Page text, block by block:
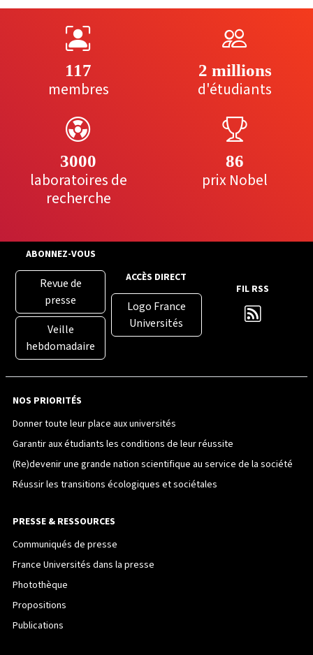
117
membres
2 millions
d'étudiants
3000
laboratoires de
recherche
86
prix Nobel
ABONNEZ-VOUS
Revue de
presse
Veille
hebdomadaire
ACCÈS DIRECT
Logo France
Universités
FIL RSS
NOS PRIORITÉS
Donner toute leur place aux universités
Garantir aux étudiants les conditions de leur réussite
(Re)devenir une grande nation scientifique au service de la société
Réussir les transitions écologiques et sociétales
PRESSE & RESSOURCES
Communiqués de presse
France Universités dans la presse
Photothèque
Propositions
Publications